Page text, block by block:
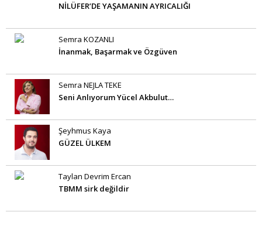
NİLÜFER’DE YAŞAMANIN AYRICALIĞI
Semra KOZANLI
İnanmak, Başarmak ve Özgüven
Semra NEJLA TEKE
Seni Anlıyorum Yücel Akbulut…
Şeyhmus Kaya
GÜZEL ÜLKEM
Taylan Devrim Ercan
TBMM sirk değildir